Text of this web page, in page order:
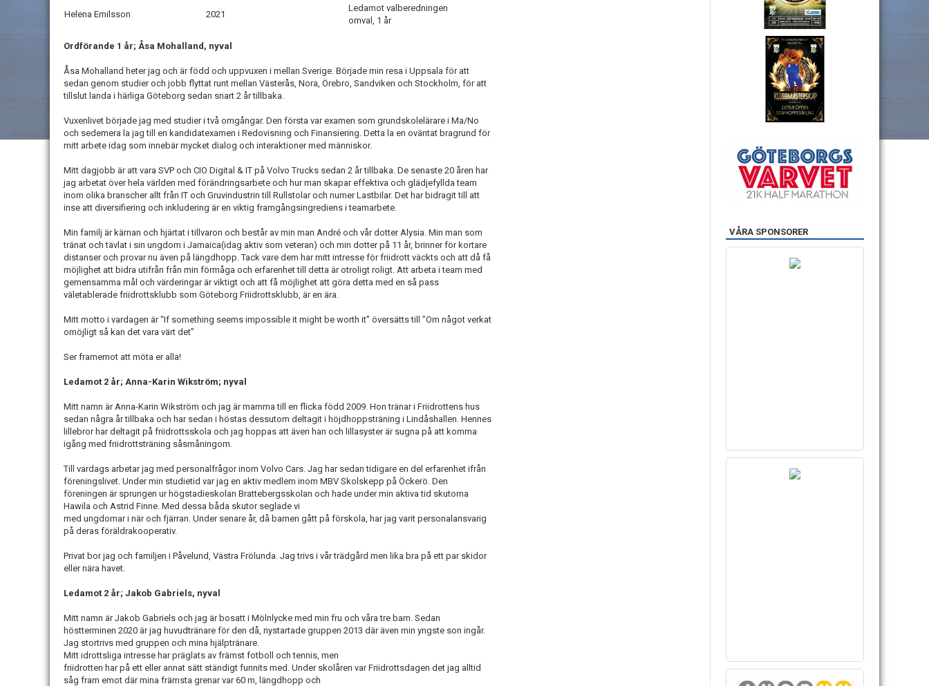
Helena Emilsson
2021
Ledamot valberedningen
omval, 1 år
Ordförande 1 år; Åsa Mohalland, nyval
Åsa Mohalland heter jag och är född och uppvuxen i mellan Sverige. Började min resa i Uppsala för att
sedan genom studier och jobb flyttat runt mellan Västerås, Nora, Örebro, Sandviken och Stockholm, för att
tillslut landa i härliga Göteborg sedan snart 2 år tillbaka.
Vuxenlivet började jag med studier i två omgångar. Den första var examen som grundskolelärare i Ma/No
och sedemera la jag till en kandidatexamen i Redovisning och Finansiering. Detta la en oväntat bragrund för
mitt arbete idag som innebär mycket dialog och interaktioner med människor.
Mitt dagjobb är att vara SVP och CIO Digital & IT på Volvo Trucks sedan 2 år tillbaka. De senaste 20 åren har
jag arbetat över hela världen med förändringsarbete och hur man skapar effektiva och glädjefyllda team
inom olika branscher allt från IT och Gruvindustrin till Rullstolar och numer Lastbilar. Det har bidragit till att
inse att diversifiering och inkludering är en viktig framgångsingrediens i teamarbete.
Min familj är kärnan och hjärtat i tillvaron och består av min man André och vår dotter Alysia. Min man som
tränat och tävlat i sin ungdom i Jamaica(idag aktiv som veteran) och min dotter på 11 år, brinner för kortare
distanser och provar nu även på längdhopp. Tack vare dem har mitt intresse för friidrott väckts och att då få
möjlighet att bidra utifrån från min förmåga och erfarenhet till detta är otroligt roligt. Att arbeta i team med
gemensamma mål och värderingar är viktigt och att få möjlighet att göra detta med en så pass
väletablerade friidrottsklubb som Göteborg Friidrottsklubb, är en ära.
Mitt motto i vardagen är “If something seems impossible it might be worth it” översätts till ”Om något verkat
omöjligt så kan det vara värt det”
Ser framemot att möta er alla!
Ledamot 2 år; Anna-Karin Wikström; nyval
Mitt namn är Anna-Karin Wikström och jag är mamma till en flicka född 2009. Hon tränar i Friidrottens hus
sedan några år tillbaka och har sedan i höstas dessutom deltagit i höjdhoppsträning i Lindåshallen. Hennes
lillebror har deltagit på friidrottsskola och jag hoppas att även han och lillasyster är sugna på att komma
igång med friidrottsträning såsmåningom.
Till vardags arbetar jag med personalfrågor inom Volvo Cars. Jag har sedan tidigare en del erfarenhet ifrån
föreningslivet. Under min studietid var jag en aktiv medlem inom MBV Skolskepp på Öckerö. Den
föreningen är sprungen ur högstadieskolan Brattebergsskolan och hade under min aktiva tid skutorna
Hawila och Astrid Finne. Med dessa båda skutor seglade vi
med ungdomar i när och fjärran. Under senare år, då barnen gått på förskola, har jag varit personalansvarig
på deras föräldrakooperativ.
Privat bor jag och familjen i Påvelund, Västra Frölunda. Jag trivs i vår trädgård men lika bra på ett par skidor
eller nära havet.
Ledamot 2 år; Jakob Gabriels, nyval
Mitt namn är Jakob Gabriels och jag är bosatt i Mölnlycke med min fru och våra tre barn. Sedan
höstterminen 2020 är jag huvudtränare för den då, nystartade gruppen 2013 där även min yngste son ingår.
Jag stortrivs med gruppen och mina hjälptränare.
Mitt idrottsliga intresse har präglats av främst fotboll och tennis, men
friidrotten har på ett eller annat sätt ständigt funnits med. Under skolåren var Friidrottsdagen det jag alltid
såg fram emot där mina främsta grenar var 60 m, längdhopp och
VÅRA SPONSORER